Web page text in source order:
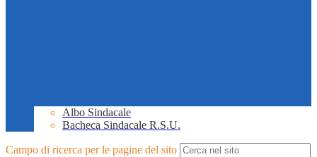
Albo Sindacale
Bacheca Sindacale R.S.U.
Campo di ricerca per le pagine del sito